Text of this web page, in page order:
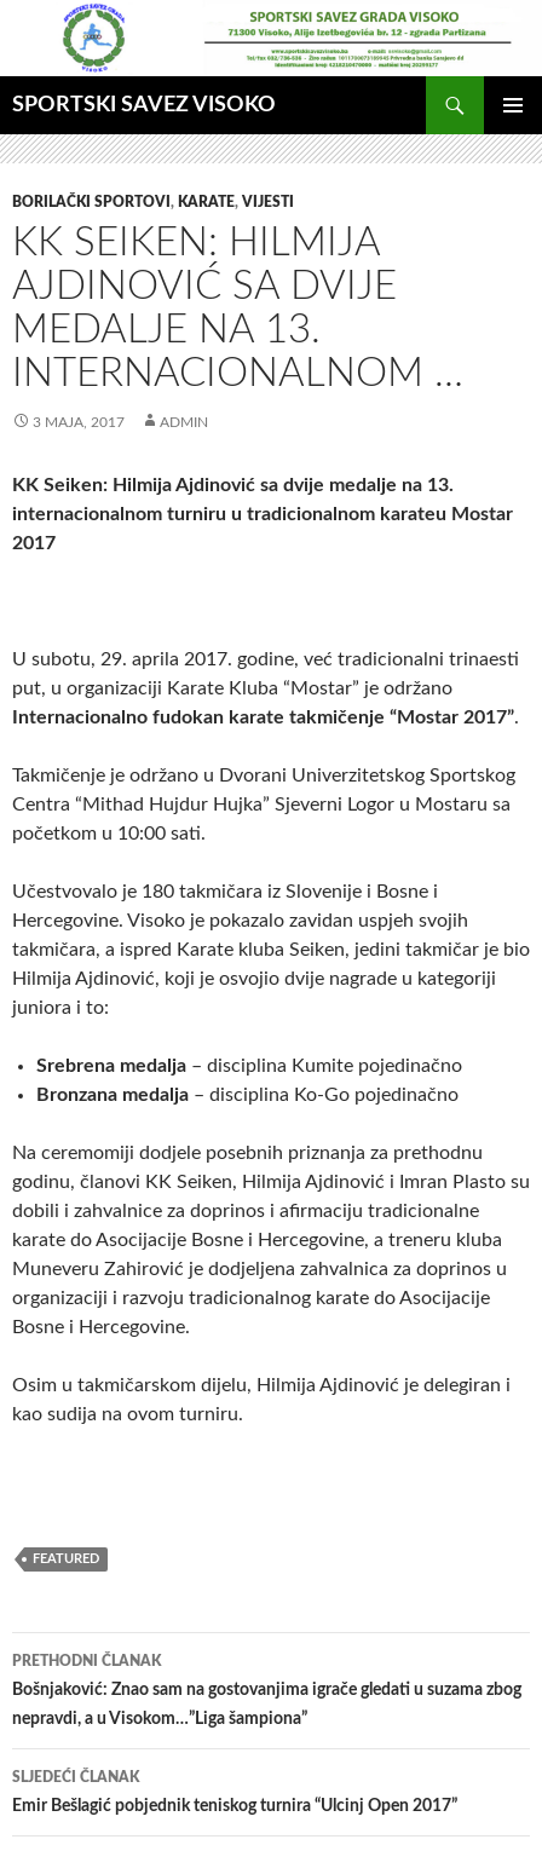
SPORTSKI SAVEZ VISOKO
GLAVNI
MENI
BORILAČKI SPORTOVI , KARATE, VIJESTI
KK SEIKEN: HILMIJA
AJDINOVIĆ SA DVIJE
MEDALJE NA 13.
INTERNACIONALNOM …
3 MAJA, 2017 ADMIN
KK Seiken: Hilmija Ajdinović sa dvije medalje na 13.
internacionalnom turniru u tradicionalnom karateu Mostar
2017
U subotu, 29. aprila 2017. godine, već tradicionalni trinaesti
put, u organizaciji Karate Kluba “Mostar” je održano
Internacionalno fudokan karate takmičenje “Mostar 2017”.
Takmičenje je održano u Dvorani Univerzitetskog Sportskog
Centra “Mithad Hujdur Hujka” Sjeverni Logor u Mostaru sa
početkom u 10:00 sati.
Učestvovalo je 180 takmičara iz Slovenije i Bosne i
Hercegovine. Visoko je pokazalo zavidan uspjeh svojih
takmičara, a ispred Karate kluba Seiken, jedini takmičar je bio
Hilmija Ajdinović, koji je osvojio dvije nagrade u kategoriji
juniora i to:
Srebrena medalja – disciplina Kumite pojedinačno
Bronzana medalja – disciplina Ko-Go pojedinačno
Na ceremomiji dodjele posebnih priznanja za prethodnu
godinu, članovi KK Seiken, Hilmija Ajdinović i Imran Plasto su
dobili i zahvalnice za doprinos i afirmaciju tradicionalne
karate do Asocijacije Bosne i Hercegovine, a treneru kluba
Muneveru Zahirović je dodjeljena zahvalnica za doprinos u
organizaciji i razvoju tradicionalnog karate do Asocijacije
Bosne i Hercegovine.
Osim u takmičarskom dijelu, Hilmija Ajdinović je delegiran i
kao sudija na ovom turniru.
FEATURED
Navigacija
članaka
PRETHODNI ČLANAK
Bošnjaković: Znao sam na gostovanjima igrače gledati u suzama zbog
nepravdi, a u Visokom…”Liga šampiona”
SLJEDEĆI ČLANAK
Emir Bešlagić pobjednik teniskog turnira “Ulcinj Open 2017”